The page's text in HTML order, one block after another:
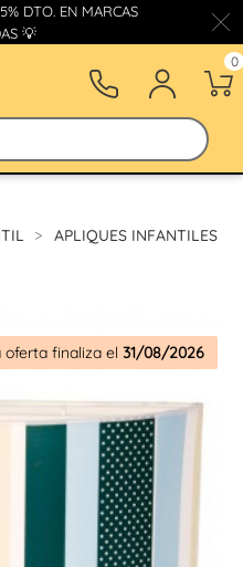
DTO. EN MARCAS
💡
0
APLIQUES INFANTILES
oferta finaliza el 31/08/2026